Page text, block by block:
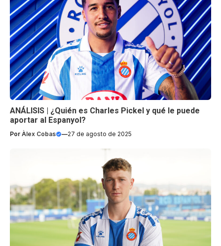
ANÁLISIS | ¿Quién es Charles Pickel y qué le puede
aportar al Espanyol?
Por Àlex Cobas —27 de agosto de 2025